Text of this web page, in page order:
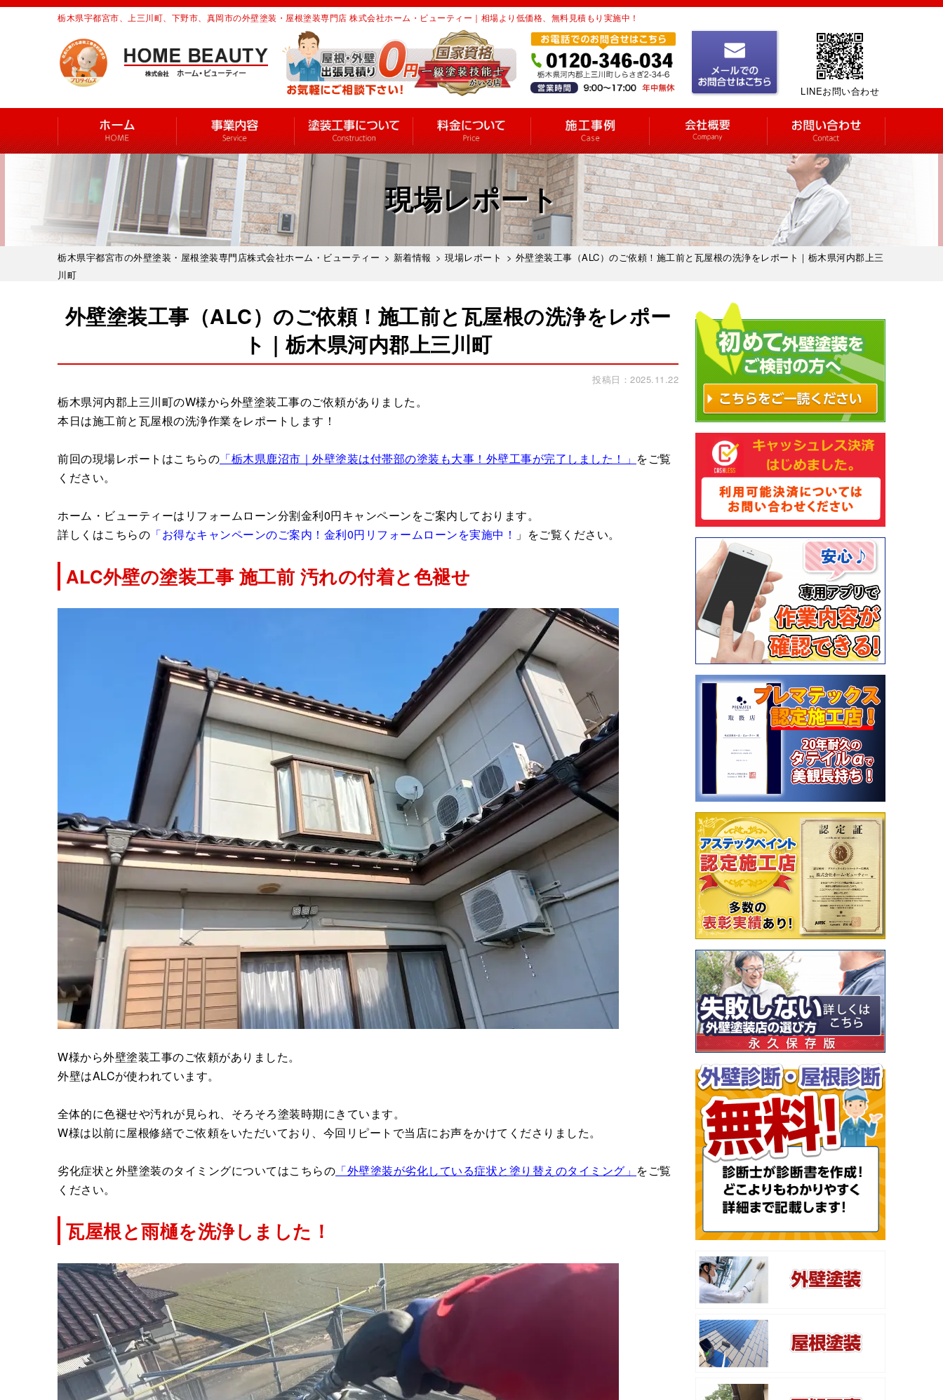
栃木県宇都宮市、上三川町、下野市、真岡市の外壁塗装・屋根塗装専門店 株式会社ホーム・ビューティー｜相場より低価格、無料見積もり実施中！
LINEお問い合わせ
現場レポート
栃木県宇都宮市の外壁塗装・屋根塗装専門店株式会社ホーム・ビューティー > 新着情報 > 現場レポート > 外壁塗装工事（ALC）のご依頼！施工前と瓦屋根の洗浄をレポート｜栃木県河内郡上三
川町
外壁塗装工事（ALC）のご依頼！施工前と瓦屋根の洗浄をレポー
ト｜栃木県河内郡上三川町
投稿日：2025.11.22
栃木県河内郡上三川町のW様から外壁塗装工事のご依頼がありました。
本日は施工前と瓦屋根の洗浄作業をレポートします！
前回の現場レポートはこちらの 「栃木県鹿沼市｜外壁塗装は付帯部の塗装も大事！外壁工事が完了しました！」 をご覧
ください。
ホーム・ビューティーはリフォームローン分割金利0円キャンペーンをご案内しております。
詳しくはこちらの 「お得なキャンペーンのご案内！金利0円リフォームローンを実施中！ 」 をご覧ください。
ALC外壁の塗装工事 施工前 汚れの付着と色褪せ
W様から外壁塗装工事のご依頼がありました。
外壁はALCが使われています。
全体的に色褪せや汚れが見られ、そろそろ塗装時期にきています。
W様は以前に屋根修繕でご依頼をいただいており、今回リピートで当店にお声をかけてくださりました。
劣化症状と外壁塗装のタイミングについてはこちらの 「外壁塗装が劣化している症状と塗り替えのタイミング」 をご覧
ください。
瓦屋根と雨樋を洗浄しました！